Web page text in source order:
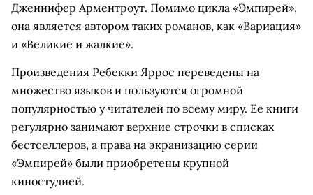
Дженнифер Арментроут. Помимо цикла «Эмпирей»,
она является автором таких романов, как «Вариация»
и «Великие и жалкие».
Произведения Ребекки Яррос переведены на
множество языков и пользуются огромной
популярностью у читателей по всему миру. Ее книги
регулярно занимают верхние строчки в списках
бестселлеров, а права на экранизацию серии
«Эмпирей» были приобретены крупной
киностудией.